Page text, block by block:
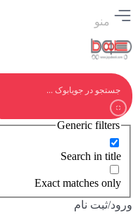
منو
Generic filters
Search in title
Exact matches only
ورود/ثبت نام